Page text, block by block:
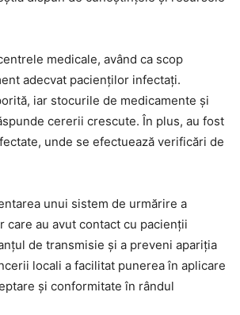
medicale, având ca scop
adecvat pacienților infectați.
iar stocurile de medicamente și
cererii crescute. În plus, au fost
unde se efectuează verificări de
unui sistem de urmărire a
au avut contact cu pacienții
de transmisie și a preveni apariția
locali a facilitat punerea în aplicare
și conformitate în rândul